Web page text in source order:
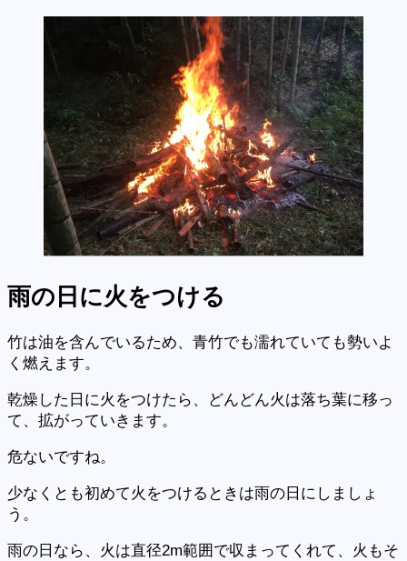
雨の日に火をつける
竹は油を含んでいるため、青竹でも濡れていても勢いよ
く燃えます。
乾燥した日に火をつけたら、どんどん火は落ち葉に移っ
て、拡がっていきます。
危ないですね。
少なくとも初めて火をつけるときは雨の日にしましょ
う。
雨の日なら、火は直径2m範囲で収まってくれて、火もそ